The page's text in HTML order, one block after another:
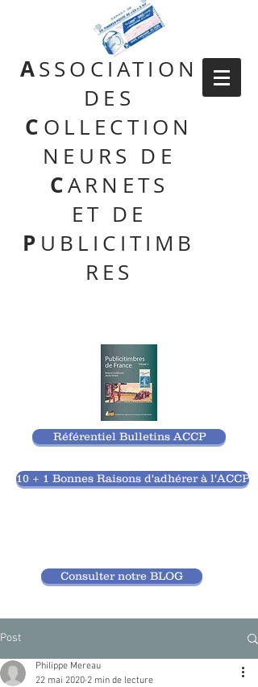
ASSOCIATION
DES
C OLLECTION
NEURS DE
CARNETS
ET DE
P UBLICITIMB
RES
Référentiel Bulletins ACCP
10 + 1 Bonnes Raisons d'adhérer à l'ACCP
Consulter notre BLOG
Post
Philippe Mereau
22 mai 2020 2 min de lecture